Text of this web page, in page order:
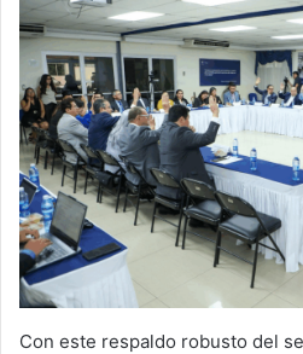
Con este respaldo robusto del